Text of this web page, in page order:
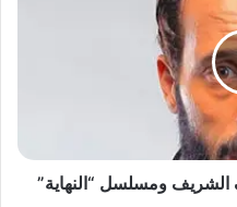
ومسلسل “النهاية”